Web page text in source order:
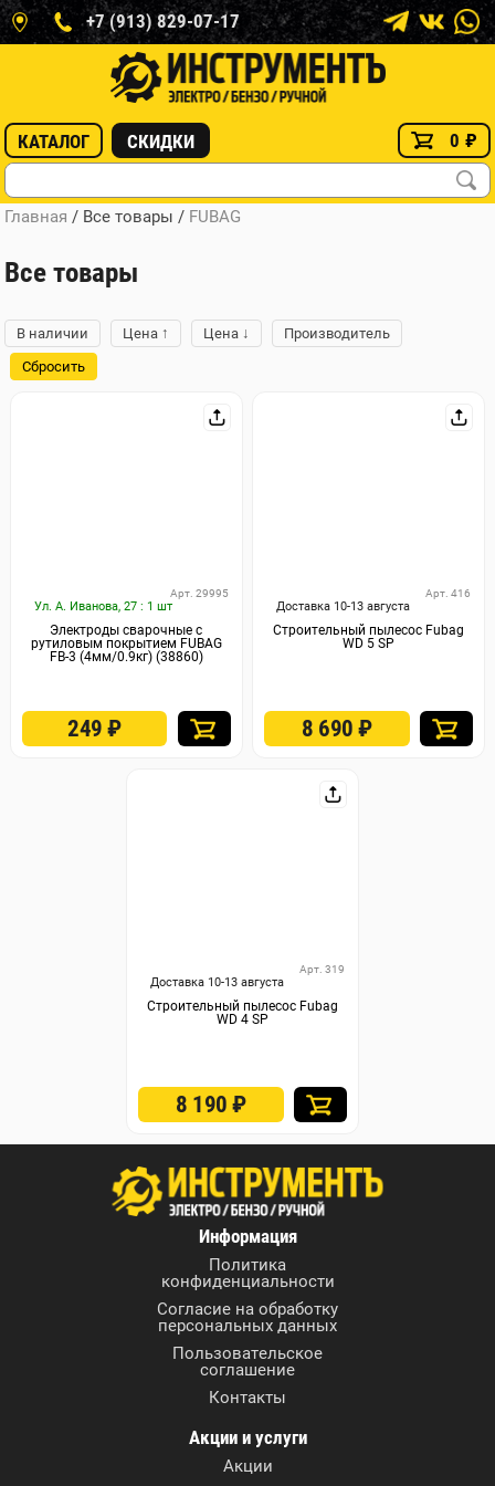
+7 (913) 829-07-17
КАТАЛОГ СКИДКИ 0 ₽
Главная / Все товары / FUBAG
Все товары
В наличии Цена ↑ Цена ↓
Производитель
Сбросить
Ул. А. Иванова, 27 : 1 шт
Арт. 29995
Электроды сварочные с
рутиловым покрытием FUBAG
FB-3 (4мм/0.9кг) (38860)
249₽
Доставка 10-13 августа
Арт. 416
Строительный пылесос Fubag
WD 5 SP
8 690₽
Доставка 10-13 августа
Арт. 319
Строительный пылесос Fubag
WD 4 SP
8 190₽
Информация
Политика
конфиденциальности
Согласие на обработку
персональных данных
Пользовательское
соглашение
Контакты
Акции и услуги
Акции